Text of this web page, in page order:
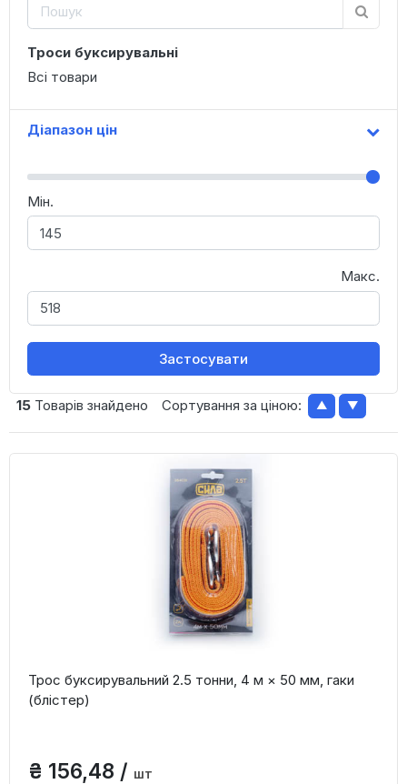
Троси буксирувальні
Всі товари
Діапазон цін
Мін.
Макс.
Застосувати
15Товарів знайдено Сортування за ціною: ▲ ▼
Трос буксирувальний 2.5 тонни, 4 м × 50 мм, гаки
(блістер)
₴ 156,48 / шт